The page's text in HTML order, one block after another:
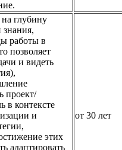
глубину
работы в
позволяет
и видеть
проект/
в контексте
и
этих
адаптировать
от 30 лет